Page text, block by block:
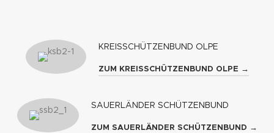
KREISSCHÜTZENBUND OLPE
ZUM KREISSCHÜTZENBUND OLPE →
SAUERLÄNDER SCHÜTZENBUND
ZUM SAUERLÄNDER SCHÜTZENBUND →